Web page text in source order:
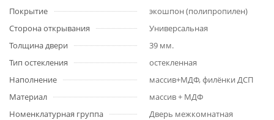
Покрытие
экошпон (полипропилен)
Сторона открывания
Универсальная
Толщина двери
39 мм.
Тип остекления
остекленная
Наполнение
массив+МДФ, филёнки ДСП
Материал
массив + МДФ
Номенклатурная группа
Дверь межкомнатная